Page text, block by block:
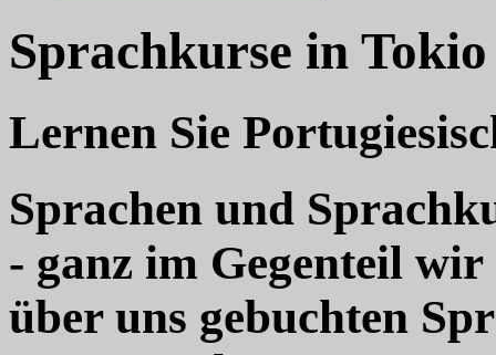
Sprachkurse in
Lernen Sie
Sprachen und
- ganz im Gegenteil
über uns gebuchten